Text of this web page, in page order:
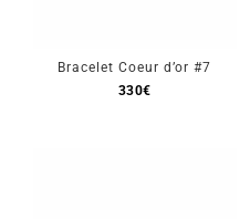
Bracelet Coeur d’or #7
330€